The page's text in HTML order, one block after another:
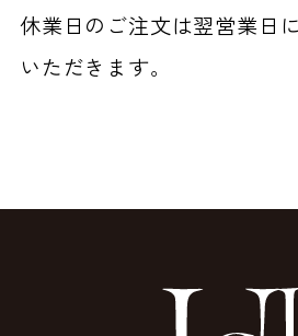
休業日のご注文は翌営業日
いただきます。